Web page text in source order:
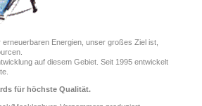
Energien, unser großes Ziel ist,
auf diesem Gebiet. Seit 1995 entwickelt
für höchste Qualität.